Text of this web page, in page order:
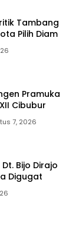
Tambang
Pilih Diam
Pramuka
Cibubur
7, 2026
Bijo Dirajo
Digugat